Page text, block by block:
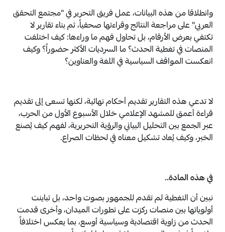
وانطلاقا من هذه البيانات، عمل فريق التحرير في "مجتمع التحقق
العربي" على مراجعة النتائج وقراءتها صحفياً، ثم بناء تقارير لا
تكتفي بعرض الأرقام، بل تحاول فهم ما وراءها: كيف اختلفت
المنصات في تغطية الحدث؟ ما السرديات الأكثر حضوراً؟ وكيف
انعكست المواقف السياسية في اللغة والعناوين؟
لا تدعي هذه التقارير تقديم أحكام نهائية، لكنها تسعى إلى تقديم
قراءة أعمق للمشهد الإعلامي خلال الأسبوع الأول من الحرب،
عبر الجمع بين التحليل البياني والرؤية التحريرية، لفهم كيف يُصنع
الخبر، وكيف يُعاد تشكيل معناه في لحظات الصراع.
في هذه المادة..
نبين أن التغطية لم تقدم للجمهور بصوت واحد، بل تباينت
أولوياتها بين منصات ركزت على تطورات الميدان، وأخرى قدمت
الحدث من زاوية اقتصادية وسياسية أوسع، بما يعكس اختلافاً